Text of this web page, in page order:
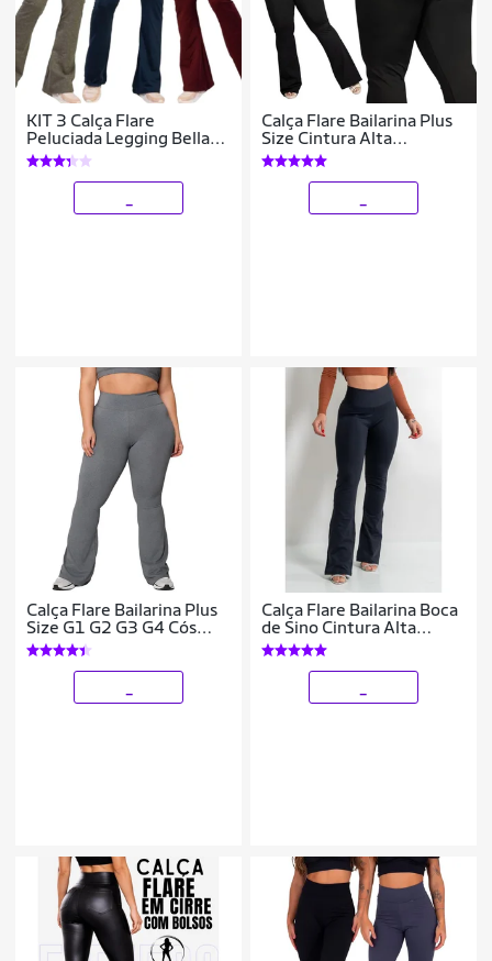
KIT 3 Calça Flare
Peluciada Legging Bella
Fiore Boca de Sino
Bailarina Cintura Moda
Fitness
Calça Flare Bailarina Plus
Size Cintura Alta
Poliamida
Calça Flare Bailarina Plus
Size G1 G2 G3 G4 Cós
Alta Em Suplex WOLFOX
Calça Flare Bailarina Boca
de Sino Cintura Alta
Poliamida